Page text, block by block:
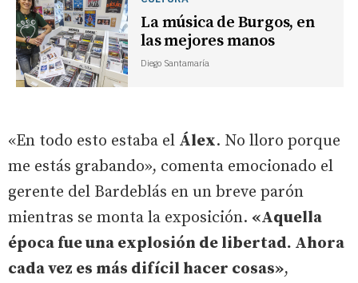
La música de Burgos, en
las mejores manos
Diego Santamaría
«En todo esto estaba el Álex. No lloro porque
me estás grabando», comenta emocionado el
gerente del Bardeblás en un breve parón
mientras se monta la exposición. «Aquella
época fue una explosión de libertad. Ahora
cada vez es más difícil hacer cosas»,